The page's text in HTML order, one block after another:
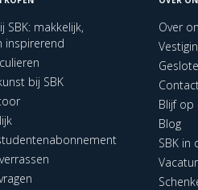
SBK: makkelijk,
inspirerend
bij SBK
Over
Blijf op
Blog
SBK in